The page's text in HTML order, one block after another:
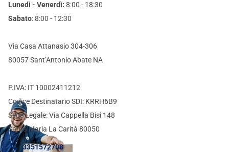
Lunedì - Venerdì: 8:00 - 18:30
Sabato: 8:00 - 12:30
Via Casa Attanasio 304-306
80057 Sant’Antonio Abate NA
P.IVA: IT 10002411212
Codice Destinatario SDI: KRRH6B9
Sede Legale: Via Cappella Bisi 148
Santa Maria La Carità 80050
3351572708